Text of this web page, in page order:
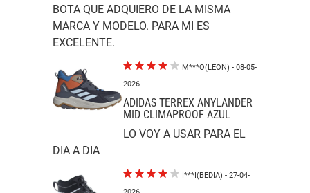
BOTA QUE ADQUIERO DE LA MISMA
MARCA Y MODELO. PARA MI ES
EXCELENTE.
M***O(LEON) - 08-05-
2026
ADIDAS TERREX ANYLANDER
MID CLIMAPROOF AZUL
LO VOY A USAR PARA EL
DIA A DIA
I***I(BEDIA) - 27-04-